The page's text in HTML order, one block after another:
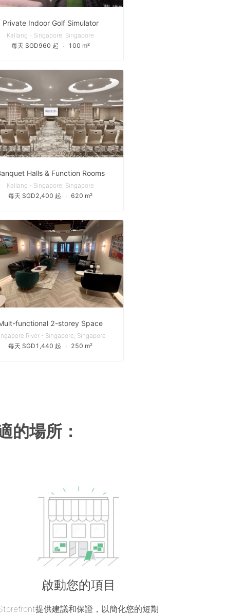
Private Indoor Golf Simulator
Kallang - Singapore, Singapore
每天 SGD960 起
∙ 100 m²
Halls & Function Rooms
Kallang - Singapore, Singapore
每天 SGD2,400 起
∙ 620 m²
functional 2-storey Space
River - Singapore, Singapore
每天 SGD1,440 起
∙ 250 m²
的場所：
啟動您的項目
提供建議和保證，以簡化您的短期